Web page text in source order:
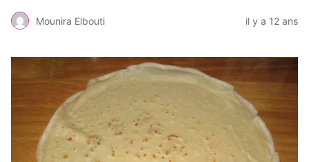
Mounira Elbouti il y a 12 ans